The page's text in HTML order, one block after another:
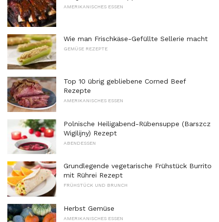
AMERIKANISCHES ESSEN
Wie man Frischkäse-Gefüllte Sellerie macht
GEMÜSE REZEPTE
Top 10 übrig gebliebene Corned Beef
Rezepte
AMERIKANISCHES ESSEN
Polnische Heiligabend-Rübensuppe (Barszcz
Wigilijny) Rezept
ABENDESSEN
Grundlegende vegetarische Frühstück Burrito
mit Rührei Rezept
FRÜHSTÜCK UND BRUNCH
Herbst Gemüse
AMERIKANISCHES ESSEN